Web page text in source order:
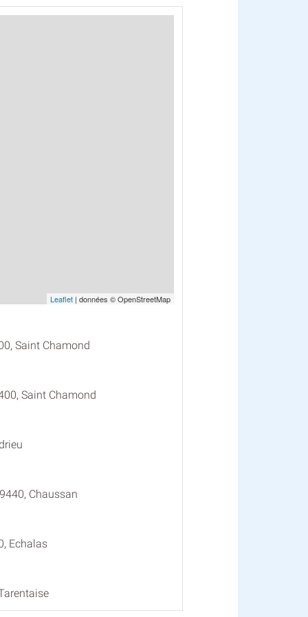
Leaflet | données © OpenStreetMap
Saint Chamond
Saint Chamond
Chaussan
Echalas